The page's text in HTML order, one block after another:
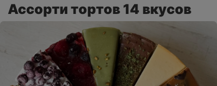
Ассорти тортов 14 вкусов